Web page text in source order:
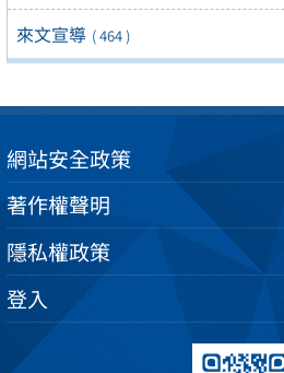
來文宣導 ( 464 )
網站安全政策
著作權聲明
隱私權政策
登入